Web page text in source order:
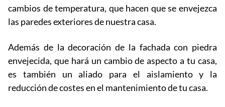
cambios de temperatura, que hacen que se envejezca
las paredes exteriores de nuestra casa.
Además de la decoración de la fachada con piedra
envejecida, que hará un cambio de aspecto a tu casa,
es también un aliado para el aislamiento y la
reducción de costes en el mantenimiento de tu casa.